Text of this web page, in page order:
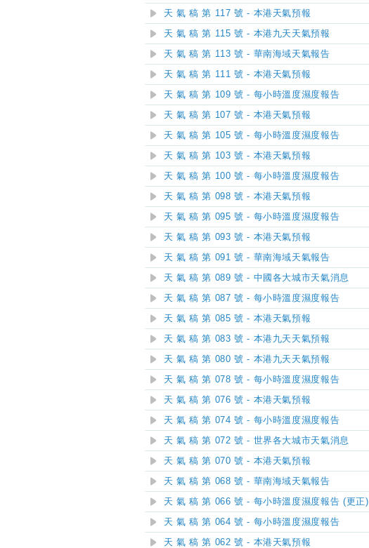
天 氣 稿 第 117 號 - 本港天氣預報
天 氣 稿 第 115 號 - 本港九天天氣預報
天 氣 稿 第 113 號 - 華南海域天氣報告
天 氣 稿 第 111 號 - 本港天氣預報
天 氣 稿 第 109 號 - 每小時溫度濕度報告
天 氣 稿 第 107 號 - 本港天氣預報
天 氣 稿 第 105 號 - 每小時溫度濕度報告
天 氣 稿 第 103 號 - 本港天氣預報
天 氣 稿 第 100 號 - 每小時溫度濕度報告
天 氣 稿 第 098 號 - 本港天氣預報
天 氣 稿 第 095 號 - 每小時溫度濕度報告
天 氣 稿 第 093 號 - 本港天氣預報
天 氣 稿 第 091 號 - 華南海域天氣報告
天 氣 稿 第 089 號 - 中國各大城市天氣消息
天 氣 稿 第 087 號 - 每小時溫度濕度報告
天 氣 稿 第 085 號 - 本港天氣預報
天 氣 稿 第 083 號 - 本港九天天氣預報
天 氣 稿 第 080 號 - 本港九天天氣預報
天 氣 稿 第 078 號 - 每小時溫度濕度報告
天 氣 稿 第 076 號 - 本港天氣預報
天 氣 稿 第 074 號 - 每小時溫度濕度報告
天 氣 稿 第 072 號 - 世界各大城市天氣消息
天 氣 稿 第 070 號 - 本港天氣預報
天 氣 稿 第 068 號 - 華南海域天氣報告
天 氣 稿 第 066 號 - 每小時溫度濕度報告 (更正)
天 氣 稿 第 064 號 - 每小時溫度濕度報告
天 氣 稿 第 062 號 - 本港天氣預報